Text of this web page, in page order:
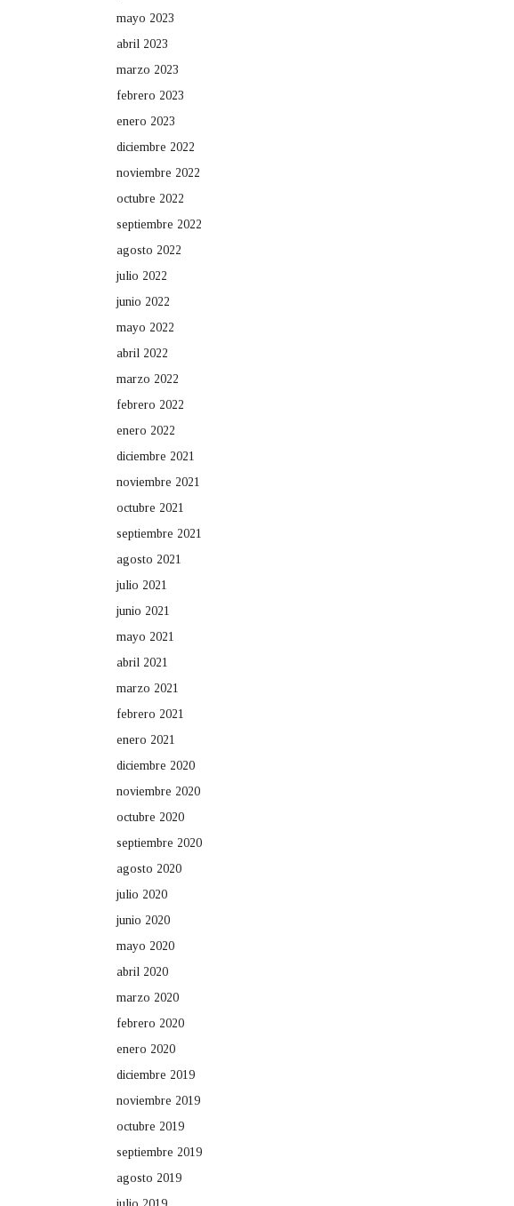
mayo 2023
abril 2023
marzo 2023
febrero 2023
enero 2023
diciembre 2022
noviembre 2022
octubre 2022
septiembre 2022
agosto 2022
julio 2022
junio 2022
mayo 2022
abril 2022
marzo 2022
febrero 2022
enero 2022
diciembre 2021
noviembre 2021
octubre 2021
septiembre 2021
agosto 2021
julio 2021
junio 2021
mayo 2021
abril 2021
marzo 2021
febrero 2021
enero 2021
diciembre 2020
noviembre 2020
octubre 2020
septiembre 2020
agosto 2020
julio 2020
junio 2020
mayo 2020
abril 2020
marzo 2020
febrero 2020
enero 2020
diciembre 2019
noviembre 2019
octubre 2019
septiembre 2019
agosto 2019